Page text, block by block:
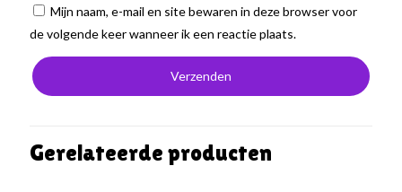
Mijn naam, e-mail en site bewaren in deze browser voor
de volgende keer wanneer ik een reactie plaats.
Gerelateerde producten